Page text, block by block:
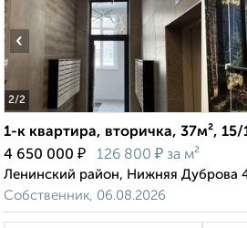
2/2
‹
1-к квартира, вторичка, 37м², 15/
4 650 000 ₽ 126 800 ₽ за м²
Ленинский район, Нижняя Дуброва
Собственник, 06.08.2026